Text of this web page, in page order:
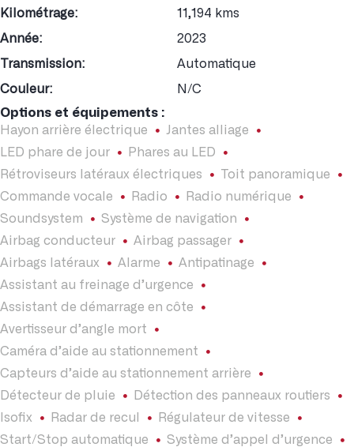
Kilométrage:
11,194 kms
Année:
2023
Transmission:
Automatique
Couleur:
N/C
Options et équipements :
Hayon arrière électrique
Jantes alliage
LED phare de jour
Phares au LED
Rétroviseurs latéraux électriques
Toit panoramique
Commande vocale
Radio
Radio numérique
Soundsystem
Système de navigation
Airbag conducteur
Airbag passager
Airbags latéraux
Alarme
Antipatinage
Assistant au freinage d’urgence
Assistant de démarrage en côte
Avertisseur d’angle mort
Caméra d’aide au stationnement
Capteurs d’aide au stationnement arrière
Détecteur de pluie
Détection des panneaux routiers
Isofix
Radar de recul
Régulateur de vitesse
Start/Stop automatique
Système d’appel d’urgence